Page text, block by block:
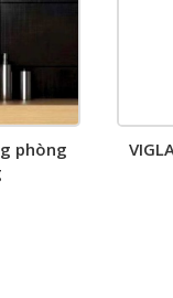
phòng